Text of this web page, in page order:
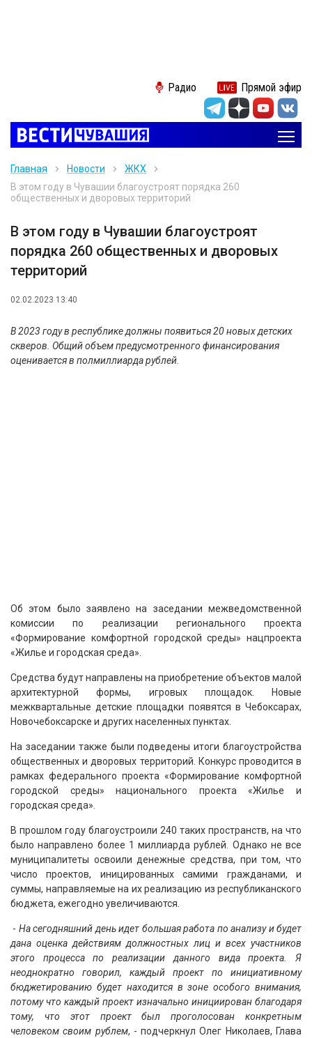
Радио Прямой эфир
Главная Новости
ЖКХ
В этом году в Чувашии благоустроят порядка 260
общественных и дворовых территорий
В этом году в Чувашии благоустроят
порядка 260 общественных и дворовых
территорий
02.02.2023 13:40
В 2023 году в республике должны появиться 20 новых детских
скверов. Общий объем предусмотренного финансирования
оценивается в полмиллиарда рублей.
Об этом было заявлено на заседании межведомственной
комиссии по реализации регионального проекта
«Формирование комфортной городской среды» нацпроекта
«Жилье и городская среда».
Средства будут направлены на приобретение объектов малой
архитектурной формы, игровых площадок. Новые
межквартальные детские площадки появятся в Чебоксарах,
Новочебоксарске и других населенных пунктах.
На заседании также были подведены итоги благоустройства
общественных и дворовых территорий. Конкурс проводится в
рамках федерального проекта «Формирование комфортной
городской среды» национального проекта «Жилье и
городская среда».
В прошлом году благоустроили 240 таких пространств, на что
было направлено более 1 миллиарда рублей. Однако не все
муниципалитеты освоили денежные средства, при том, что
число проектов, иницированных самими гражданами, и
суммы, направляемые на их реализацию из республиканского
бюджета, ежегодно увеличиваются.
- На сегодняшний день идет большая работа по анализу и будет
дана оценка действиям должностных лиц и всех участников
этого процесса по реализации данного вида проекта. Я
неоднократно говорил, каждый проект по инициативному
бюджетированию будет находится в зоне особого внимания,
потому что каждый проект изначально инициирован благодаря
тому, что этот проект был проголосован конкретным
человеком своим рублем, - подчеркнул Олег Николаев, Глава